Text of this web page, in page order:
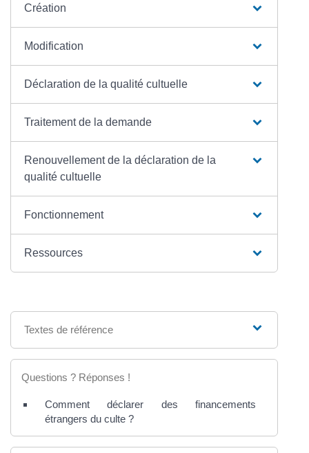
Création
Modification
Déclaration de la qualité cultuelle
Traitement de la demande
Renouvellement de la déclaration de la
qualité cultuelle
Fonctionnement
Ressources
Textes de référence
Questions ? Réponses !
Comment déclarer des financements
étrangers du culte ?